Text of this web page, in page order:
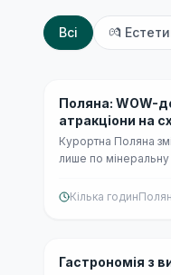
Всі 💏
🏃 🕯
Поляна: WOW-
атракціони на
Курортна Поляна
лише по мінеральну
Кілька годин
🏃
Гастрономія з